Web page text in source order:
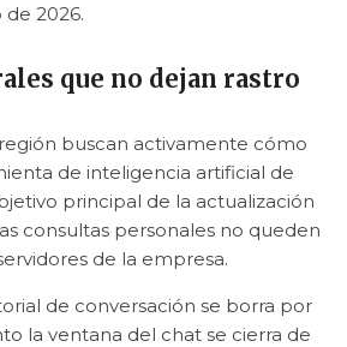
2026.
que no dejan rastro
buscan activamente cómo
de inteligencia artificial de
principal de la actualización
consultas personales no queden
de la empresa.
de conversación se borra por
la ventana del chat se cierra de